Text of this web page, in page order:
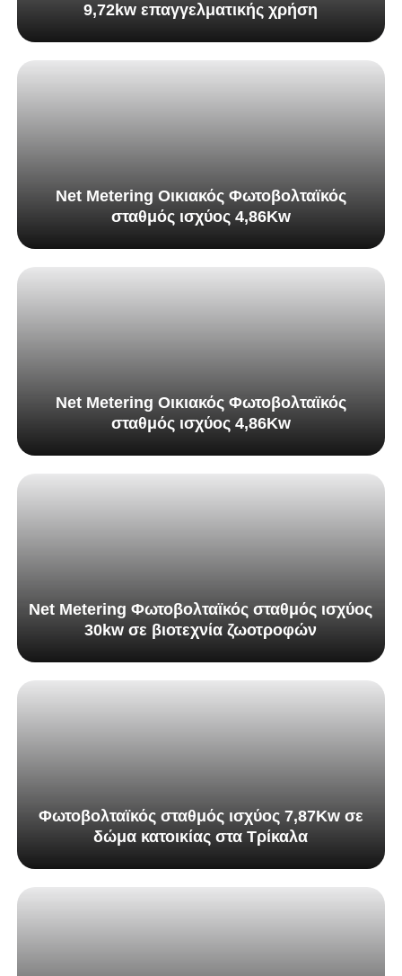
9,72kw επαγγελματικής χρήση
Net Metering Οικιακός Φωτοβολταϊκός
σταθμός ισχύος 4,86Kw
Net Metering Οικιακός Φωτοβολταϊκός
σταθμός ισχύος 4,86Kw
Net Metering Φωτοβολταϊκός σταθμός ισχύος
30kw σε βιοτεχνία ζωοτροφών
Φωτοβολταϊκός σταθμός ισχύος 7,87Kw σε
δώμα κατοικίας στα Τρίκαλα